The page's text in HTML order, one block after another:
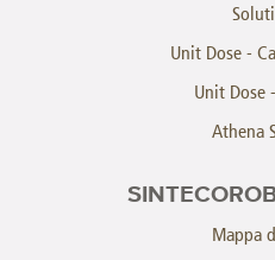
Unit Dose -
Unit Dose
Athena
Mappa